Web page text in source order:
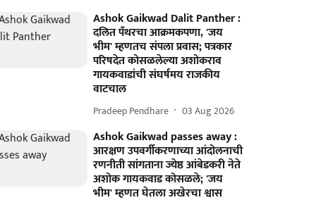
Ashok Gaikwad Dalit Panther :
दलित पँथरचा आक्रमकपणा, 'जय
भीम' म्हणतच संपला प्रवास; पत्रकार
परिषदेत कोसळलेल्या अशोकराव
गायकवाडांची संघर्षमय राजकीय
वाटचाल
Pradeep Pendhare 03 Aug 2026
Ashok Gaikwad passes away :
आरक्षण उपवर्गीकरणाच्या आंदोलनाची
रणनीती सांगताना ज्येष्ठ आंबेडकरी नेते
अशोक गायकवाड कोसळले; 'जय
भीम' म्हणत घेतला अखेरचा श्वास